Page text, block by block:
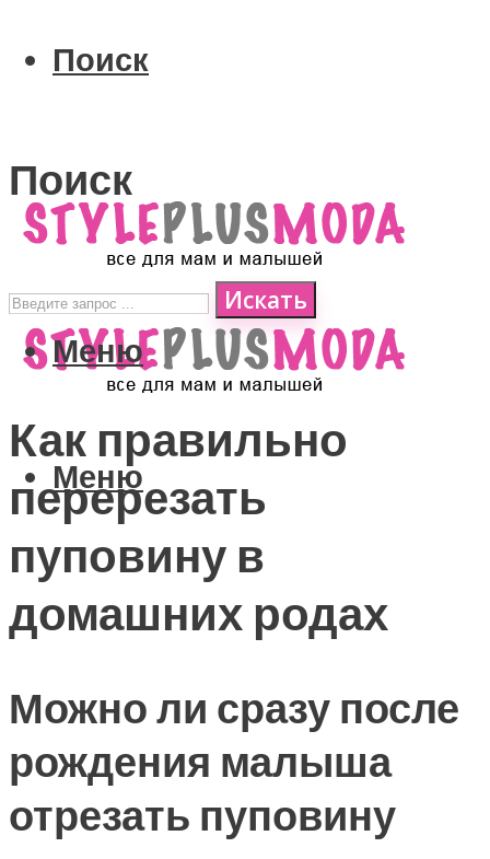
Поиск
Поиск
Искать
Меню
Меню
Как правильно
перерезать
пуповину в
домашних родах
Можно ли сразу после
рождения малыша
отрезать пуповину